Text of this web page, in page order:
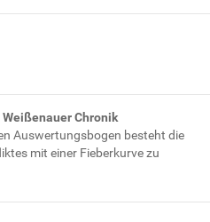
Chronik
Auswertungsbogen besteht die
mit einer Fieberkurve zu